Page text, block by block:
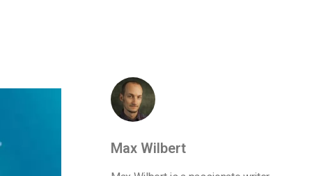
Max Wilbert